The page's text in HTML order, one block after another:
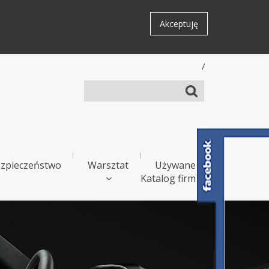
Akceptuję
/
Warsztat
Używane
Katalog firm